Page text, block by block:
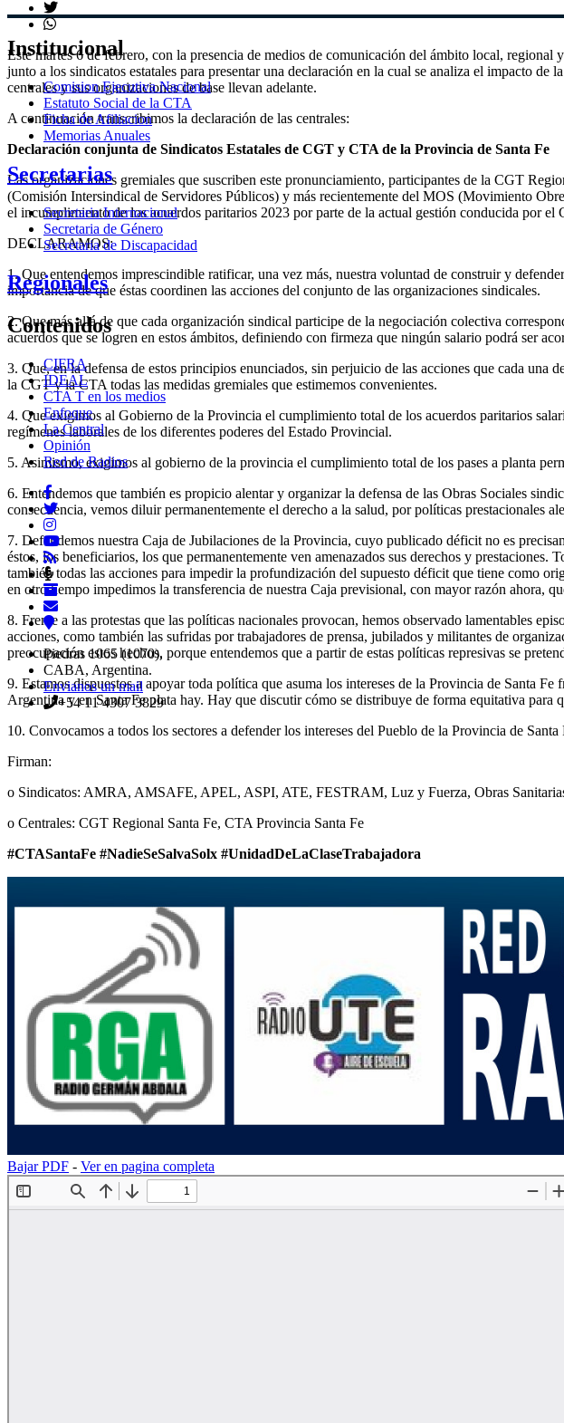
Este martes 6 de febrero, con la presencia de medios de comunicación del ámbito local,
junto a los sindicatos estatales para presentar una declaración en la cual se analiza el impacto
centrales y sus organizaciones de base llevan adelante.
A continuación transcribimos la declaración de las centrales:
Declaración conjunta de Sindicatos Estatales de CGT y CTA de la Provincia de Santa Fe
Las organizaciones gremiales que suscriben este pronunciamiento, participantes de la CGT
(Comisión Intersindical de Servidores Públicos) y más recientemente del MOS (Movimiento
el incumplimiento de los acuerdos paritarios 2023 por parte de la actual gestión conducida por
DECLARAMOS:
1. Que entendemos imprescindible ratificar, una vez más, nuestra voluntad de construir y
importancia de que éstas coordinen las acciones del conjunto de las organizaciones sindicales.
2. Que más allá de que cada organización sindical participe de la negociación colectiva
acuerdos que se logren en estos ámbitos, definiendo con firmeza que ningún salario podrá ser
3. Que, en la defensa de estos principios enunciados, sin perjuicio de las acciones que cada
la CGT y la CTA todas las medidas gremiales que estimemos convenientes.
4. Que exigimos al Gobierno de la Provincia el cumplimiento total de los acuerdos paritarios
regímenes laborales de los diferentes poderes del Estado Provincial.
5. Asimismo, exigimos al gobierno de la provincia el cumplimiento total de los pases a planta
6. Entendemos que también es propicio alentar y organizar la defensa de las Obras Sociales
consecuencia, vemos diluir permanentemente el derecho a la salud, por políticas prestacionales
7. Defendemos nuestra Caja de Jubilaciones de la Provincia, cuyo publicado déficit no es
éstos, los beneficiarios, los que permanentemente ven amenazados sus derechos y
también todas las acciones para impedir la profundización del supuesto déficit que tiene como
en otro tiempo impedimos la transferencia de nuestra Caja previsional, con mayor razón ahora,
8. Frente a las protestas que las políticas nacionales provocan, hemos observado lamentables
acciones, como también las sufridas por trabajadores de prensa, jubilados y militantes de
preocupación estos hechos, porque entendemos que a partir de estas políticas represivas se
9. Estamos dispuestos a apoyar toda política que asuma los intereses de la Provincia de Santa
Argentina y en Santa Fe plata hay. Hay que discutir cómo se distribuye de forma equitativa para
10. Convocamos a todos los sectores a defender los intereses del Pueblo de la Provincia de
Firman:
o Sindicatos: AMRA, AMSAFE, APEL, ASPI, ATE, FESTRAM, Luz y Fuerza, Obras
o Centrales: CGT Regional Santa Fe, CTA Provincia Santa Fe
#CTASantaFe #NadieSeSalvaSolx #UnidadDeLaClaseTrabajadora
Bajar PDF - Ver en pagina completa
Institucional
Comision Ejecutiva Nacional
Estatuto Social de la CTA
Ficha de Afiliacion
Memorias Anuales
Secretarias
Secretaria Internacional
Secretaria de Género
Secretaria de Discapacidad
Regionales
Contenidos
CIFRA
IDEAL
CTA T en los medios
Enfoque
La Central
Opinión
Red de Radios
Piedras 1065 (1070),
CABA, Argentina.
Envianos un mail
+54 11 4307 3829